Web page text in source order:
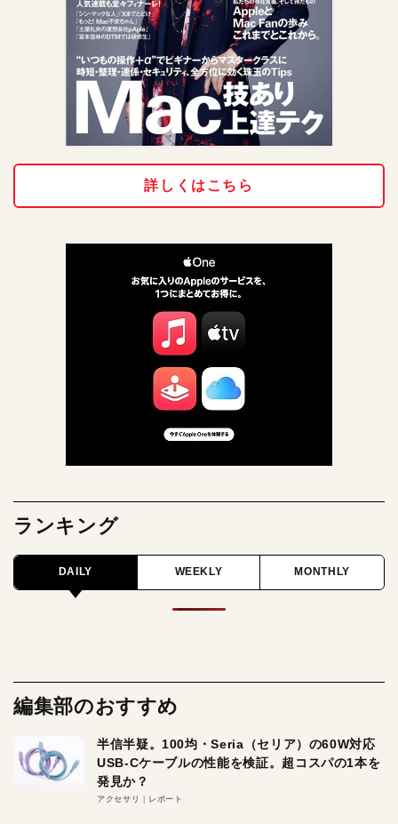
詳しくはこちら
ランキング
DAILY WEEKLY MONTHLY
編集部のおすすめ
半信半疑。100均・Seria（セリア）の60W対応
USB-Cケーブルの性能を検証。超コスパの1本を
発見か？
アクセサリ レポート